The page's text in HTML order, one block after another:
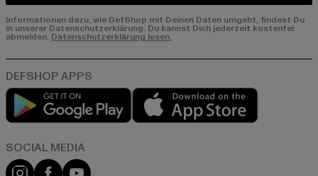
Informationen dazu, wie DefShop mit Deinen Daten umgeht, findest Du
in unserer Datenschutzerklärung. Du kannst Dich jederzeit kostenfei
abmelden. Datenschutzerklärung lesen.
Play market
Instagram
FacebookYouTube